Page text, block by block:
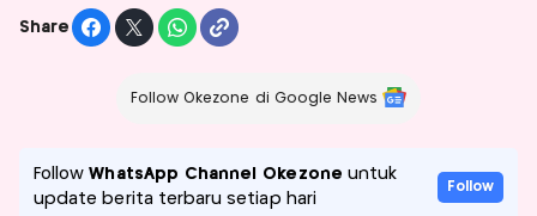
Share
Follow Okezone di Google News
FollowWhatsApp Channel Okezone untuk
update berita terbaru setiap hari
Follow